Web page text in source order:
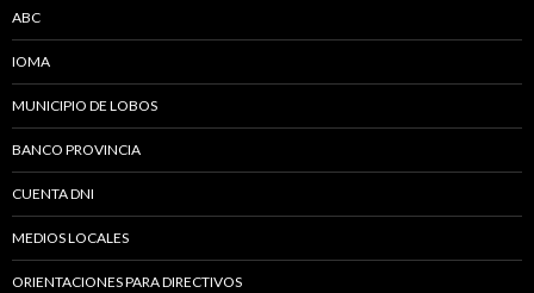
ABC
IOMA
MUNICIPIO DE LOBOS
BANCO PROVINCIA
CUENTA DNI
MEDIOS LOCALES
ORIENTACIONES PARA DIRECTIVOS